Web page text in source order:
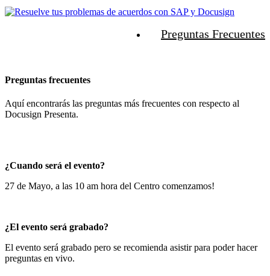
Preguntas Frecuentes
Preguntas frecuentes
Aquí encontrarás las preguntas más frecuentes con respecto al
Docusign Presenta.
¿Cuando será el evento?
27 de Mayo, a las 10 am hora del Centro comenzamos!
¿El evento será grabado?
El evento será grabado pero se recomienda asistir para poder hacer
preguntas en vivo.